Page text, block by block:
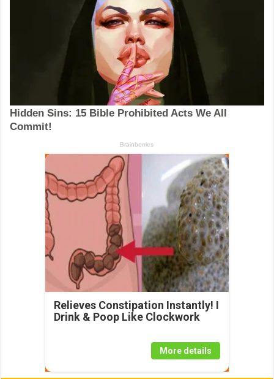
Relieves Constipation Instantly! I
Drink & Poop Like Clockwork
More details